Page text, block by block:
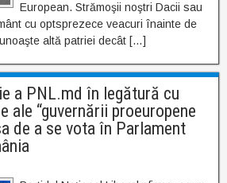
European. Strămoşii noştri Dacii sau
cu optsprezece veacuri înainte de
altă patriei decât […]
a PNL.md în legătură cu
ale “guvernării proeuropene
de a se vota în Parlament